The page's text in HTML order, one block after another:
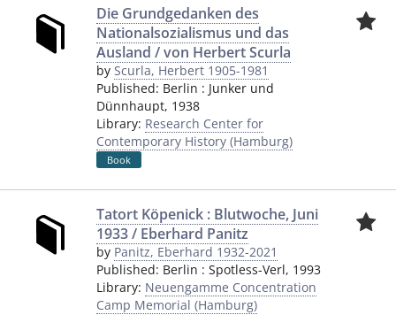
Die Grundgedanken des
Nationalsozialismus und das
Ausland / von Herbert Scurla
by Scurla, Herbert 1905-1981
Published: Berlin : Junker und
Dünnhaupt, 1938
Library: Research Center for
Contemporary History (Hamburg)
Book
Tatort Köpenick : Blutwoche, Juni
1933 / Eberhard Panitz
by Panitz, Eberhard 1932-2021
Published: Berlin : Spotless-Verl, 1993
Library: Neuengamme Concentration
Camp Memorial (Hamburg)